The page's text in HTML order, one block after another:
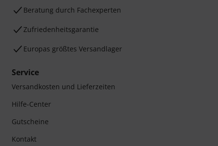
Beratung durch Fachexperten
Zufriedenheitsgarantie
Europas größtes Versandlager
Service
Versandkosten und Lieferzeiten
Hilfe-Center
Gutscheine
Kontakt